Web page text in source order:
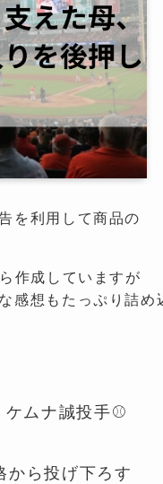
を利用して商品の
作成していますが
感想もたっぷり詰め
ムナ誠投手⚾️
から投げ下ろす